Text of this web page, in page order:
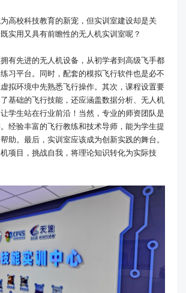
高校科技教育的新宠，但实训室建设却是关
实用又具有前瞻性的无人机实训室呢？
有先进的无人机设备，从初学者到高级飞手都
习平台。同时，配套的模拟飞行软件也是必不
拟环境中先熟悉飞行操作。其次，课程设置要
基础的飞行技能，还应涵盖数据分析、无人机
学生站在行业前沿！当然，专业的师资团队是
经验丰富的飞行教练和技术导师，能为学生提
助。最后，实训室应该成为创新实践的舞台。
项目，挑战自我，将理论知识转化为实际技